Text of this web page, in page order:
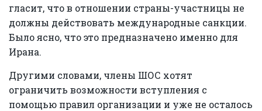
гласит, что в отношении страны-участницы не
должны действовать международные санкции.
Было ясно, что это предназначено именно для
Ирана.
Другими словами, члены ШОС хотят
ограничить возможности вступления с
помощью правил организации и уже не осталось